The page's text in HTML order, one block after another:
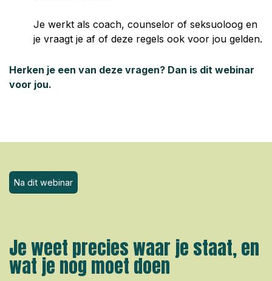
Je werkt als coach, counselor of seksuoloog en
je vraagt je af of deze regels ook voor jou gelden.
Herken je een van deze vragen? Dan is dit webinar
voor jou.
Na dit webinar
Je weet precies waar je staat, en
wat je nog moet doen